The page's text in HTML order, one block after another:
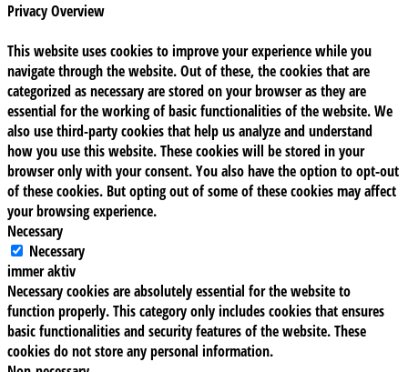
Privacy Overview
This website uses cookies to improve your experience while you
navigate through the website. Out of these, the cookies that are
categorized as necessary are stored on your browser as they are
essential for the working of basic functionalities of the website. We
also use third-party cookies that help us analyze and understand
how you use this website. These cookies will be stored in your
browser only with your consent. You also have the option to opt-out
of these cookies. But opting out of some of these cookies may affect
your browsing experience.
Necessary
Necessary
immer aktiv
Necessary cookies are absolutely essential for the website to
function properly. This category only includes cookies that ensures
basic functionalities and security features of the website. These
cookies do not store any personal information.